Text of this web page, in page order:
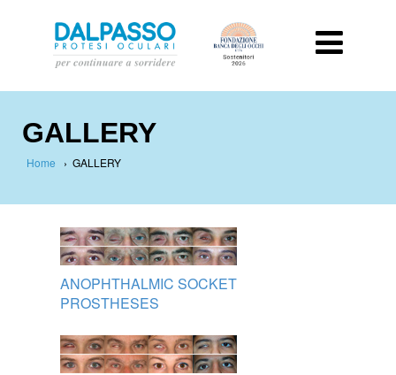
GALLERY
Home › GALLERY
ANOPHTHALMIC SOCKET
PROSTHESES